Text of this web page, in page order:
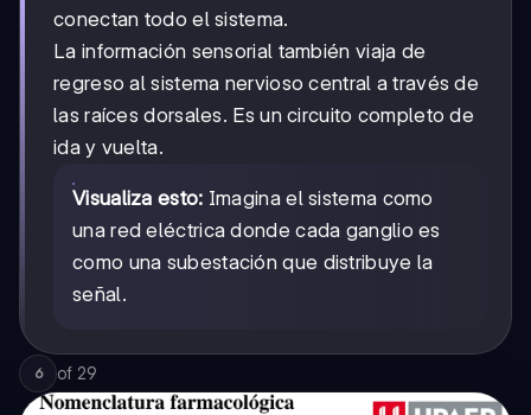
conectan todo el sistema.
La información sensorial también viaja de
regreso al sistema nervioso central a través de
las raíces dorsales. Es un circuito completo de
ida y vuelta.
Visualiza esto: Imagina el sistema como
una red eléctrica donde cada ganglio es
como una subestación que distribuye la
señal.
6 of 29